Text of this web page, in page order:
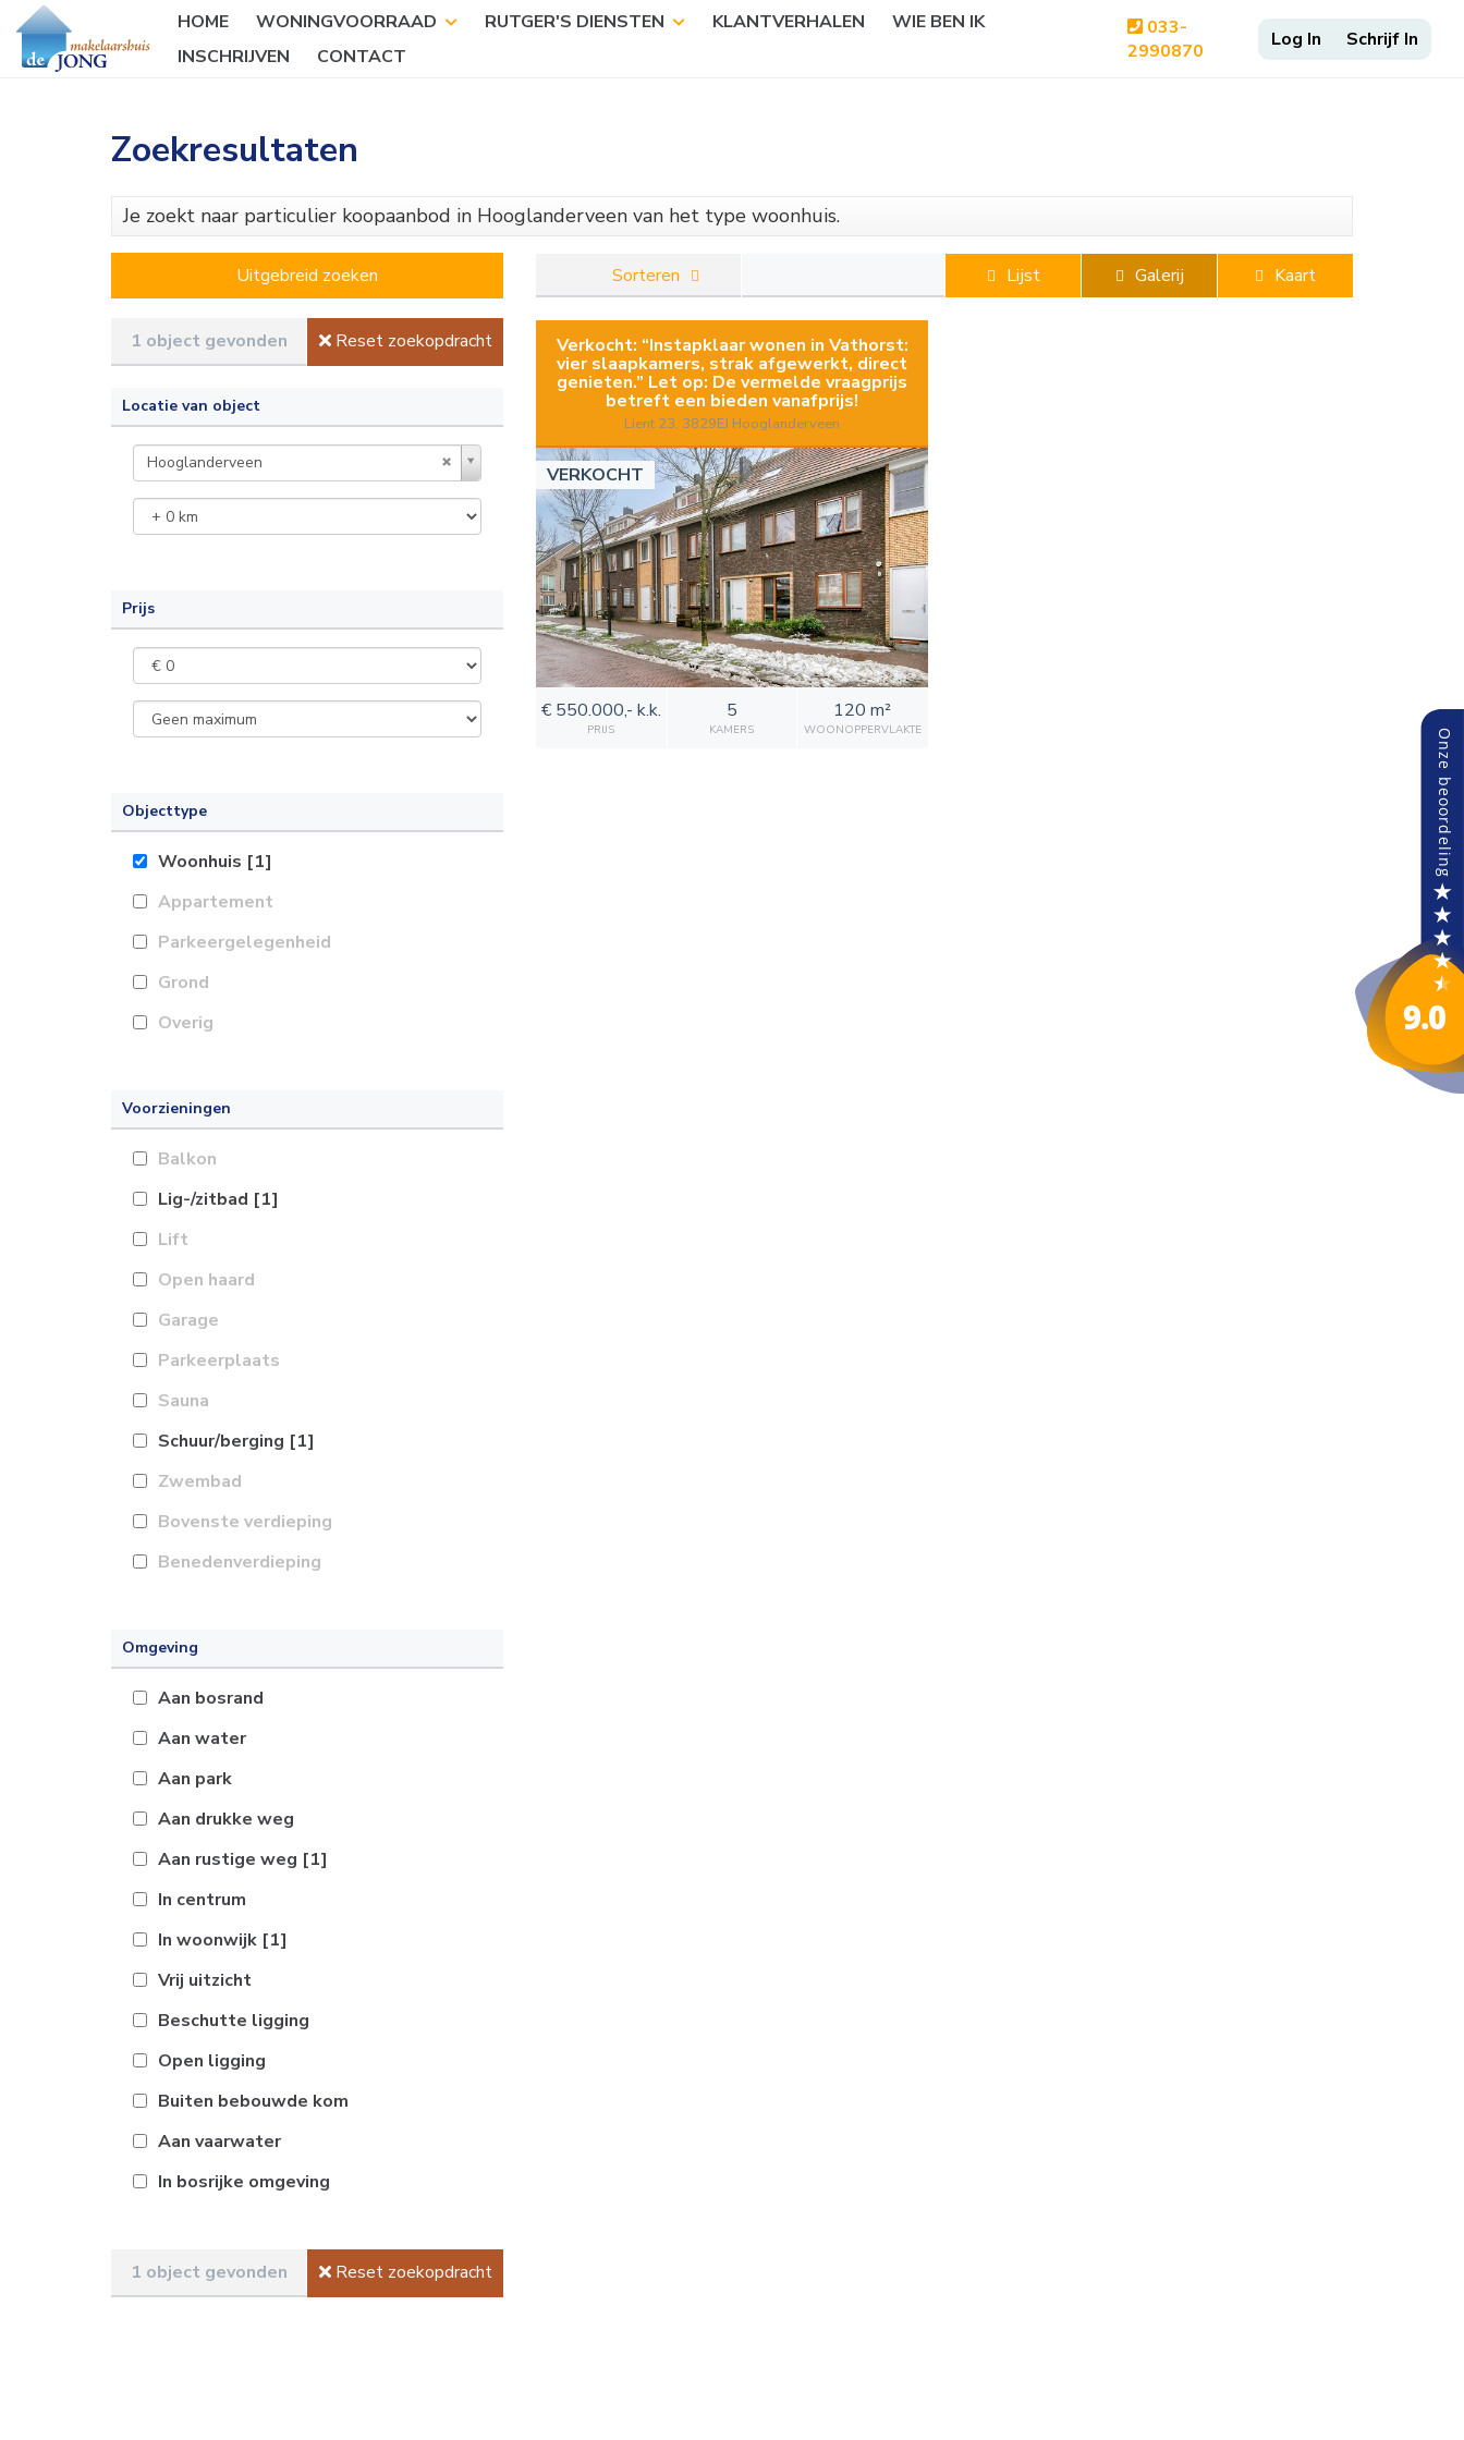
033-
2990870
HOME WONINGVOORRAAD RUTGER'S DIENSTEN KLANTVERHALEN
WIE BEN IK
INSCHRIJVEN
CONTACT
Zoekresultaten
Je zoekt naar particulier koopaanbod in Hooglanderveen van het type woonhuis.
Uitgebreid zoeken
1 object gevonden Reset zoekopdracht
Locatie van object
Hooglanderveen
Prijs
Objecttype
Woonhuis [1]
Appartement
Parkeergelegenheid
Grond
Overig
Voorzieningen
Balkon
Lig-/zitbad [1]
Lift
Open haard
Garage
Parkeerplaats
Sauna
Schuur/berging [1]
Zwembad
Bovenste verdieping
Benedenverdieping
Omgeving
Aan bosrand
Aan water
Aan park
Aan drukke weg
Aan rustige weg [1]
In centrum
In woonwijk [1]
Vrij uitzicht
Beschutte ligging
Open ligging
Buiten bebouwde kom
Aan vaarwater
In bosrijke omgeving
1 object gevonden Reset zoekopdracht
Sorteren Lijst Galerij Kaart
Verkocht: “Instapklaar wonen in Vathorst:
vier slaapkamers, strak afgewerkt, direct
genieten.” Let op: De vermelde vraagprijs
betreft een bieden vanafprijs!
Lient 23, 3829EJ Hooglanderveen
VERKOCHT
€ 550.000,- k.k.
PRIJS
5
KAMERS
120 m²
WOONOPPERVLAKTE